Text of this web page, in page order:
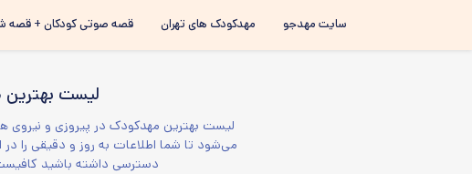
سایت مهدجو مهدکودک های تهران قصه صوتی کودکان +
لیست
لیست بهترین مهدکودک در پیروزی و نیروی
می‌شود تا شما اطلاعات به روز و دقیقی را در
دسترسی داشته باشید کافیست